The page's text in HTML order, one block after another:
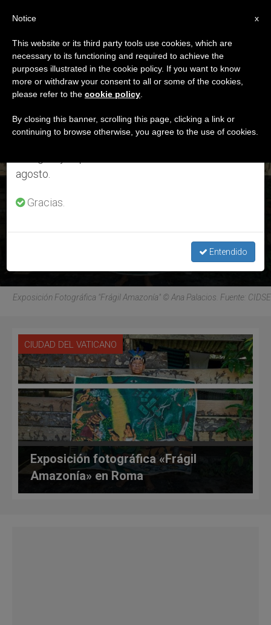
ETIQUETA
Posts Tagged
‘fotografia’
ÚLTIMAS NOTICIAS
Palacios
Exposición Fotográfica "Frágil Amazonía" © Ana Palacios. Fuente: CIDSE
CIUDAD DEL VATICANO
Exposición fotográfica «Frágil
Amazonía» en Roma
×
Aviso importante
Del 27 de julio al 7 de agosto haremos la pausa
anual, aprovechando que en el periodo de verano
se generan menos informaciones y también el
agosto.
Gracias.
Entendido
x
Notice
This website or its third party tools use cookies, which are
necessary to its functioning and required to achieve the
purposes illustrated in the cookie policy. If you want to know
more or withdraw your consent to all or some of the cookies,
please refer to the cookie policy
By closing this banner, scrolling this page, clicking a link or
continuing to browse otherwise, you agree to the use of cookies.